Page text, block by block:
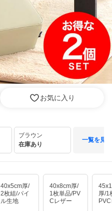
お気に入り
ブラウン
在庫あり
一覧を見る
40x5cm厚/
2枚組/パイ
ル生地
40x8cm厚/
1枚単品/PV
Cレザー
厚/1